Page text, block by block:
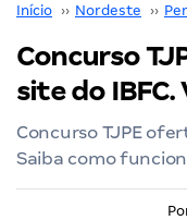
Início ›› Nordeste ››
Concurso
site do IBFC.
Concurso TJPE
Saiba como